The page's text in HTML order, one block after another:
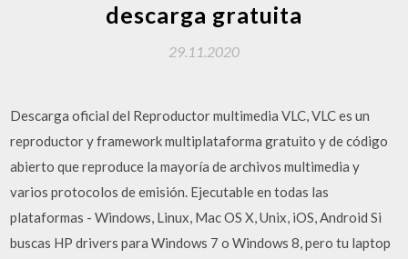
descarga gratuita
29.11.2020
Descarga oficial del Reproductor multimedia VLC, VLC es un
reproductor y framework multiplataforma gratuito y de código
abierto que reproduce la mayoría de archivos multimedia y
varios protocolos de emisión. Ejecutable en todas las
plataformas - Windows, Linux, Mac OS X, Unix, iOS, Android Si
buscas HP drivers para Windows 7 o Windows 8, pero tu laptop